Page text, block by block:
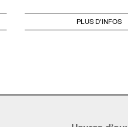
PLUS D'INFOS